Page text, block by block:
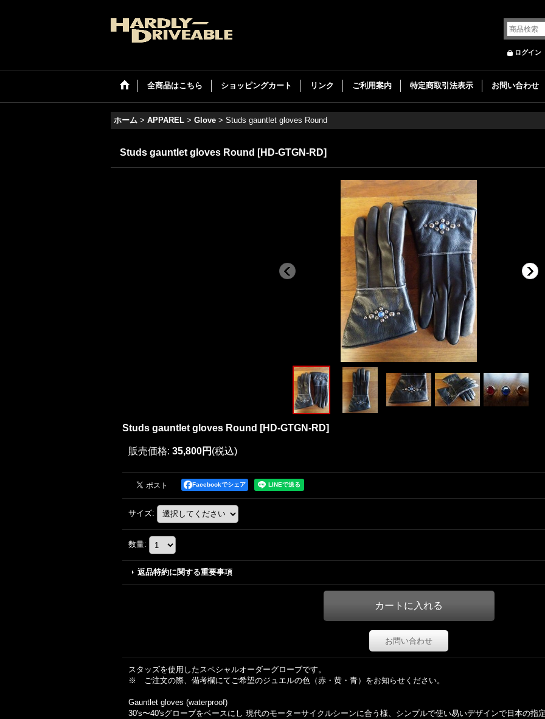
ログイン
全商品はこちら ショッピングカート リンク ご利用案内 特定商取引法表示 お問い合わせ
ホーム > APPAREL > Glove > Studs gauntlet gloves Round
Studs gauntlet gloves Round [HD-GTGN-RD]
Studs gauntlet gloves Round [HD-GTGN-RD]
販売価格: 35,800円 (税込)
Facebookでシェア
サイズ:
数量:
返品特約に関する重要事項
お問い合わせ
スタッズを使用したスペシャルオーダーグローブです。
※ ご注文の際、備考欄にてご希望のジュエルの色（赤・黄・青）をお知らせください。
Gauntlet gloves (waterproof)
30's〜40'sグローブをベースにし 現代のモーターサイクルシーンに合う様、シンプルで使い易いデザインで日本の指